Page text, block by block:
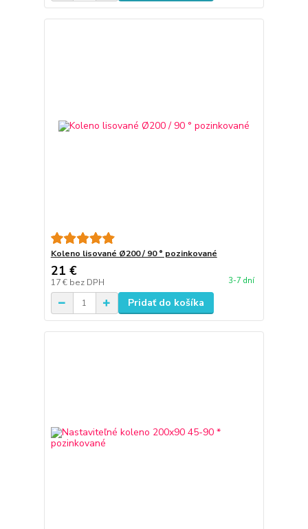
Koleno lisované Ø200 / 90 ° pozinkované
21 €
17 € bez DPH 3-7 dní
Pridať do košíka